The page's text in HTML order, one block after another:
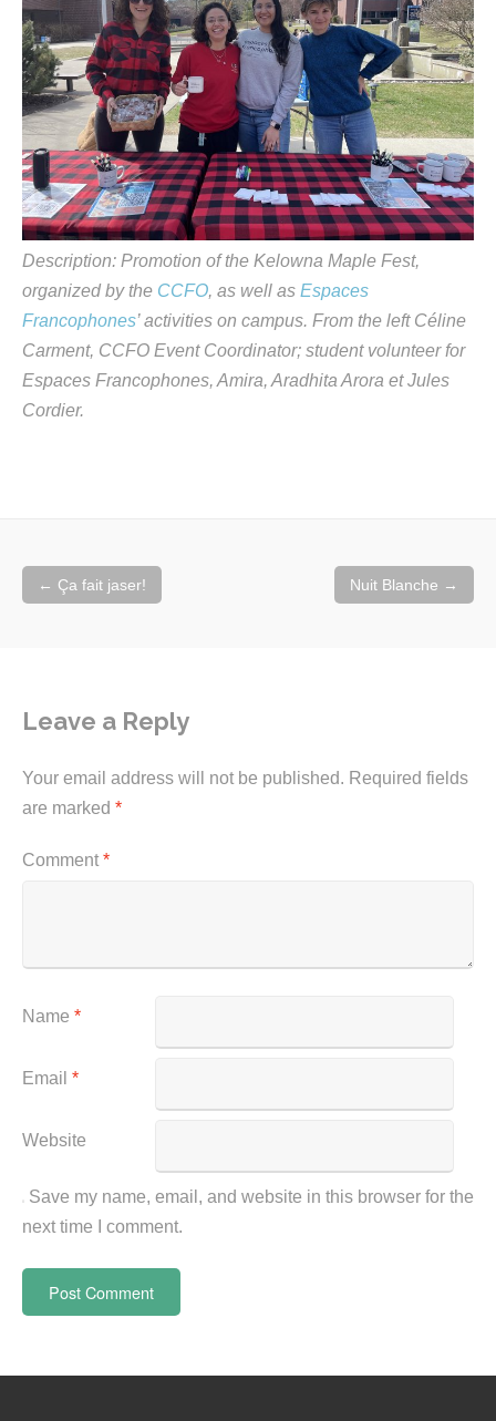
Description: Promotion of the Kelowna Maple Fest,
organized by the CCFO, as well as Espaces
Francophones’ activities on campus. From the left Céline
Carment, CCFO Event Coordinator; student volunteer for
Espaces Francophones, Amira, Aradhita Arora et Jules
Cordier.
Post
navigation
← Ça fait jaser! Nuit Blanche →
Leave a Reply
Your email address will not be published. Required fields
are marked *
Comment *
Name *
Email *
Website
Save my name, email, and website in this browser for the
next time I comment.